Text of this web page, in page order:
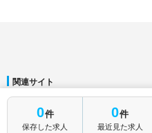
0件
保存した求人
0件
最近見た求人
関連サイト
マイナビDOCTOR│マイナビ看護師│マイ
運営会社
会社概要│ ご利用規約 個人情報保護方針